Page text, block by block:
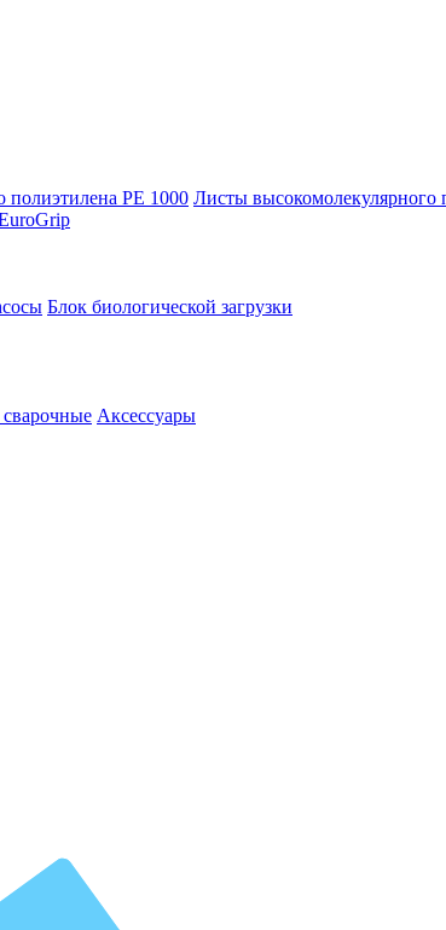
полиэтилена PE 1000 Листы
Блок биологической загрузки
Аксессуары